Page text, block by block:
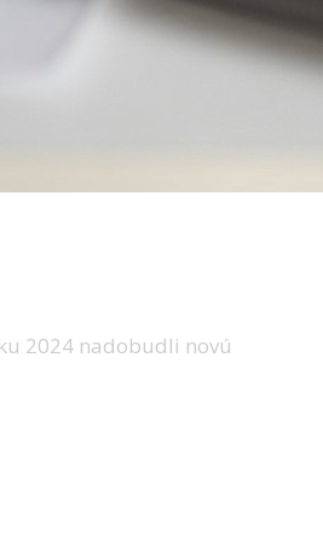
2024 nadobudli novú